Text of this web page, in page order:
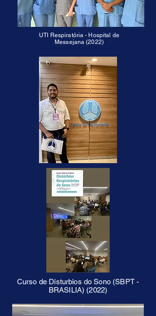
UTI Respiratória - Hospital de
Messejana (2022)
Curso de Disturbios do Sono (SBPT -
BRASILIA) (2022)